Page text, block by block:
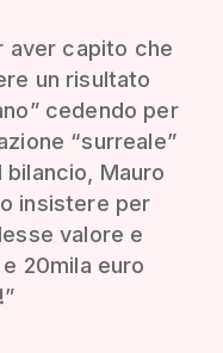
aver capito che
un risultato
cedendo per
“surreale”
bilancio, Mauro
insistere per
valore e
20mila euro